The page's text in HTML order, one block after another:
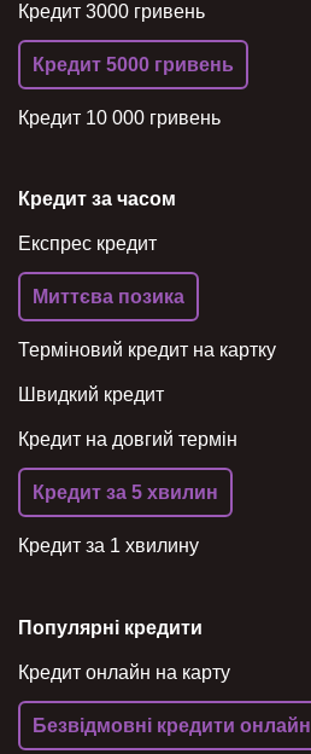
Кредит 3000 гривень
Кредит 5000 гривень
Кредит 10 000 гривень
Кредит за часом
Експрес кредит
Миттєва позика
Терміновий кредит на картку
Швидкий кредит
Кредит на довгий термін
Кредит за 5 хвилин
Кредит за 1 хвилину
Популярні кредити
Кредит онлайн на карту
Безвідмовні кредити онлайн